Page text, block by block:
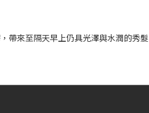
帶來至隔天早上仍具光澤與水潤的秀髮